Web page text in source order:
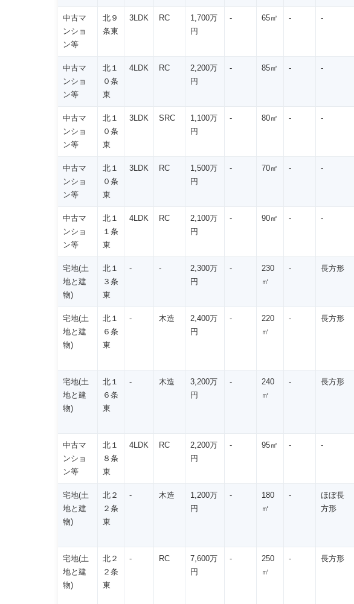
中古マ
ンショ
ン等
北９
条東
3LDK RC
1,700万
円
- 65㎡ - -
中古マ
ンショ
ン等
北１
０条
東
4LDK RC
2,200万
円
- 85㎡ - -
中古マ
ンショ
ン等
北１
０条
東
3LDK SRC
1,100万
円
- 80㎡ - -
中古マ
ンショ
ン等
北１
０条
東
3LDK RC
1,500万
円
- 70㎡ - -
中古マ
ンショ
ン等
北１
１条
東
4LDK RC
2,100万
円
- 90㎡ - -
宅地(土
地と建
物)
北１
３条
東
- -
2,300万
円
-
230
㎡
- 長方形
宅地(土
地と建
物)
北１
６条
東
- 木造
2,400万
円
-
220
㎡
- 長方形
宅地(土
地と建
物)
北１
６条
東
- 木造
3,200万
円
-
240
㎡
- 長方形
中古マ
ンショ
ン等
北１
８条
東
4LDK RC
2,200万
円
- 95㎡ - -
宅地(土
地と建
物)
北２
２条
東
- 木造
1,200万
円
-
180
㎡
-
ほぼ長
方形
宅地(土
地と建
物)
北２
２条
東
- RC
7,600万
円
-
250
㎡
- 長方形